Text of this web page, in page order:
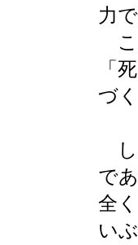
力
こ
「
づ
し
で
全
い